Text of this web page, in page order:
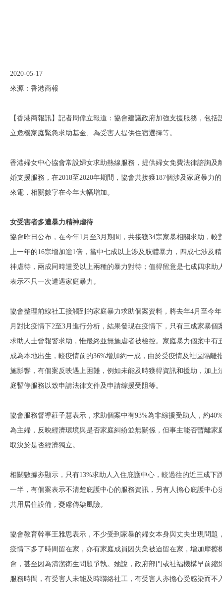
2020-05-17
來源：香港商報
【香港商報訊】記者周偉立報道：協會建議政府加強支援服務，包括
立危機家庭緊急求助基金、為受害人提供住宿選擇等。
香港婦女中心協會常設婦女求助熱線服務，提供婦女免費法律諮詢及
婚支援服務，在2018至2020年期間，協會共接獲187個涉及家庭暴力的
來電，相關數字在今年大幅增加。
女受害者多遭暴力精神虐待
協會昨日公布，在今年1月至3月期間，共接獲34宗家暴相關求助，較
上一年的16宗增加逾1倍，當中七成以上涉及肢體暴力，四成七涉及精
神虐待，兩成同時遭受以上兩種的暴力對待；值得留意是七成四求助
表示不只一次遭遇家庭暴力。
協會整理前線社工接觸到的家庭暴力求助個案資料，將去年4月至今
月對比疫情下2至3月進行分析，結果發現在疫情下，只有三成家暴個
求助人士曾報警求助，惟最終並無施虐者被檢控。家庭暴力個案中有
成為本地出生，較疫情前的36%增加約一成，由於受疫情及社區隔離
施影響，有個案反映遇上困難，例如未能及時獲得資訊和援助，加上
庭暫停服務以致申請法律文件及申請綜援受阻等。
協會服務督導莊子慧表示，求助個案中有93%為非綜援受助人，約
為主婦，反映經濟環境與是否家庭糾紛並無關係，但事主能否暫離家
取決於是否經濟獨立。
相關數據亦顯示，只有13%求助人入住庇護中心，較過往的近三成下
一半，有個案表示不清楚庇護中心的服務資訊，另有人擔心庇護中心
共用居住設備，憂慮傳染風險。
協會教育幹事王雅思表示，不少受到家暴的婦女本身與丈夫出現問題
疫情下多了時間留在家，亦有家庭成員因失業被迫留在家，增加摩擦
會，甚至因為清潔衛生問題爭執。她說，政府部門或社福機構早前縮
服務時間，有受害人未能及時聯絡社工，有受害人亦擔心受感染而不